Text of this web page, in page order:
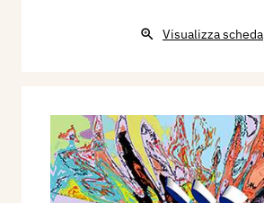
Visualizza scheda